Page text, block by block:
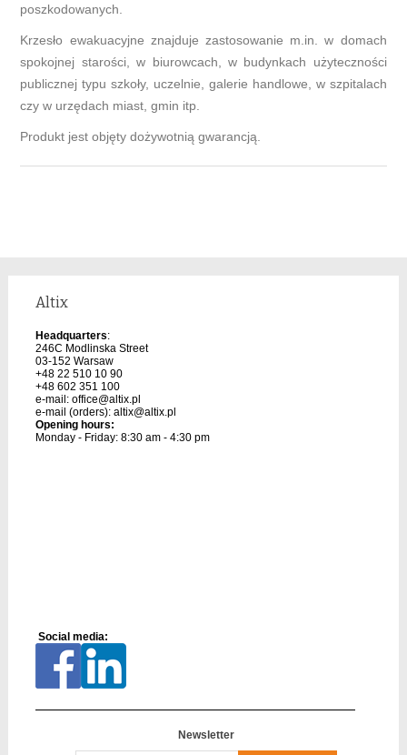
poszkodowanych.
Krzesło ewakuacyjne znajduje zastosowanie m.in. w domach
spokojnej starości, w biurowcach, w budynkach użyteczności
publicznej typu szkoły, uczelnie, galerie handlowe, w szpitalach
czy w urzędach miast, gmin itp.
Produkt jest objęty dożywotnią gwarancją.
Altix
Headquarters:
246C Modlinska Street
03-152 Warsaw
+48 22 510 10 90
+48 602 351 100
e-mail: office@altix.pl
e-mail (orders): altix@altix.pl
Opening hours:
Monday - Friday: 8:30 am - 4:30 pm
Social media:
Newsletter